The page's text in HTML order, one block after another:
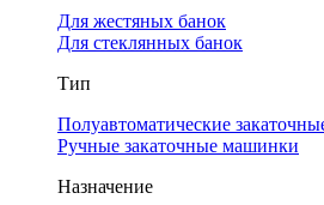
Для жестяных банок
Для стеклянных банок
Тип
Полуавтоматические
Ручные закаточные машинки
Назначение